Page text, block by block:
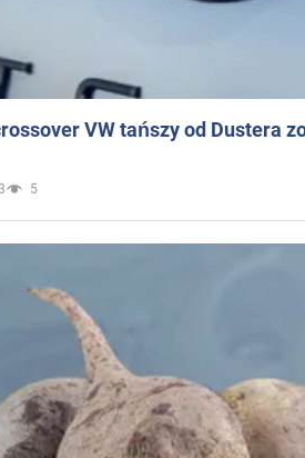
VW tańszy od Dustera
5